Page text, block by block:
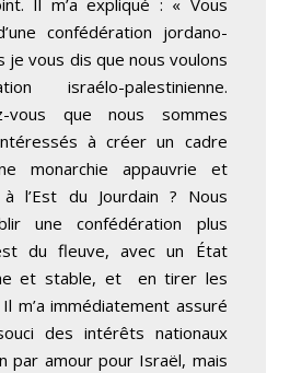
Il m’a expliqué : « Vous
confédération jordano-
je vous dis que nous voulons
israélo-palestinienne.
vous que nous sommes
à créer un cadre
monarchie appauvrie et
à l’Est du Jourdain ? Nous
une confédération plus
du fleuve, avec un État
et stable, et en tirer les
m’a immédiatement assuré
des intérêts nationaux
par amour pour Israël, mais